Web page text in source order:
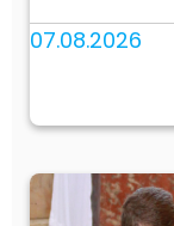
07.08.2026